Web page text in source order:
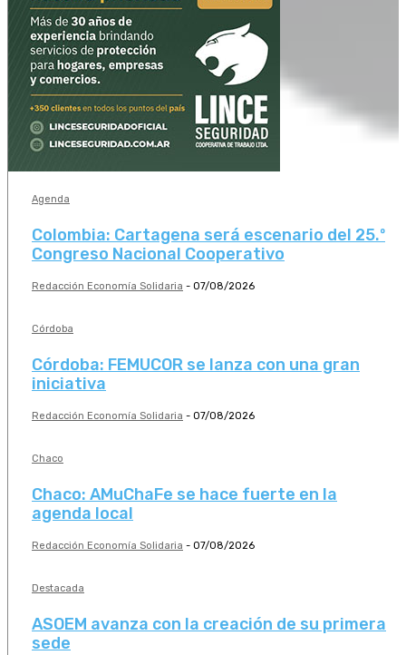
Agenda
Colombia: Cartagena será escenario del 25.º
Congreso Nacional Cooperativo
Redacción Economía Solidaria - 07/08/2026
Córdoba
Córdoba: FEMUCOR se lanza con una gran
iniciativa
Redacción Economía Solidaria - 07/08/2026
Chaco
Chaco: AMuChaFe se hace fuerte en la
agenda local
Redacción Economía Solidaria - 07/08/2026
Destacada
ASOEM avanza con la creación de su primera
sede